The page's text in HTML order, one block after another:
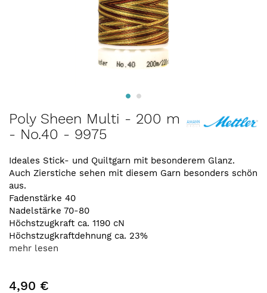
Zum
Anfang
der
springen
Poly Sheen Multi - 200 m
- No.40 - 9975
Ideales Stick- und Quiltgarn mit besonderem Glanz.
Auch Zierstiche sehen mit diesem Garn besonders schön
aus.
Fadenstärke 40
Nadelstärke 70-80
Höchstzugkraft ca. 1190 cN
Höchstzugkraftdehnung ca. 23%
mehr lesen
4,90 €